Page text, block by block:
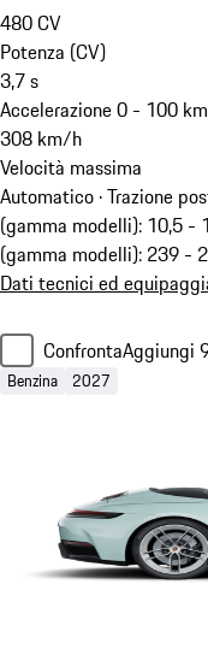
480CV
Potenza (CV)
3,7s
Accelerazione 0 - 100
308 km/h
Velocità massima
Automatico · Trazione
(gamma modelli): 10,5 -
(gamma modelli): 239 -
Dati tecnici ed
ConfrontaAggiungi
Benzina 2027